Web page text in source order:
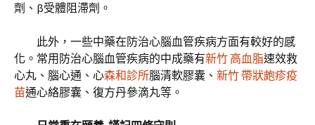
劑、β受體阻滯劑。
此外，一些中藥在防治心腦血管疾病方面有較好的感
化。常用防治心腦血管疾病的中成藥有新竹 高血脂速效救
心丸、腦心通、心森和診所腦清軟膠囊、 新竹 帶狀皰疹疫
苗通心絡膠囊、復方丹參滴丸等。